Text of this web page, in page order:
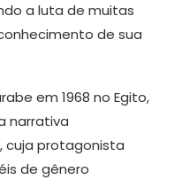
a luta de muitas
de sua
em 1968 no Egito,
narrativa
cuja protagonista
de gênero